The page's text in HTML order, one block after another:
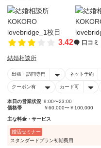
3.42 口コミ
結婚相談所
出張・訪問専門 ネット予約
クーポン有 カード可
本日の営業状況 9:00〜23:00
価格帯
￥60,000〜￥100,000
主な料金・サービス
婚活セミナー
スタンダードプラン初期費用